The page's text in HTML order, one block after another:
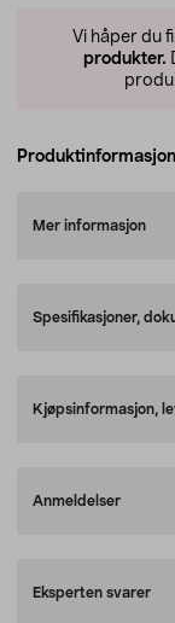
Vi håper du
produkter.
Produktinformasjon
Mer informasjon
Spesifikasjoner,
Kjøpsinformasjon,
Anmeldelser
Eksperten svarer